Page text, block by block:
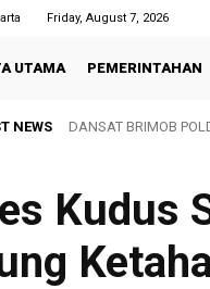
Friday, August 7, 2026
UTAMA PEMERINTAHAN
NEWS DANSAT BRIMOB
Personel Batalyon D
Kudus